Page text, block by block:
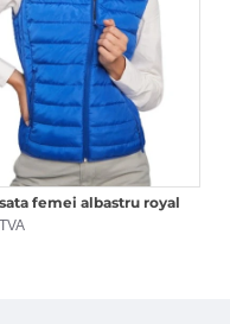
femei albastru royal